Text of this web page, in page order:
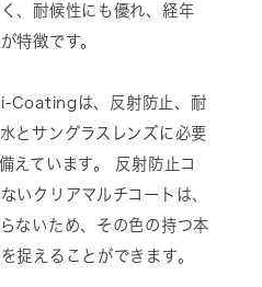
、耐候性にも優れ、経年
特徴です。
は、反射防止、耐
とサングラスレンズに必要
えています。 反射防止コ
いクリアマルチコートは、
ないため、その色の持つ本
捉えることができます。